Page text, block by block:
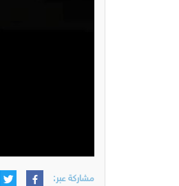
مشاركة عبر: